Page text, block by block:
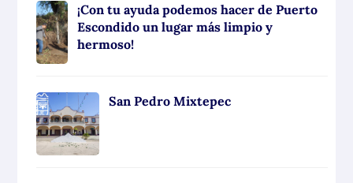
¡Con tu ayuda podemos hacer de Puerto
Escondido un lugar más limpio y
hermoso!
San Pedro Mixtepec